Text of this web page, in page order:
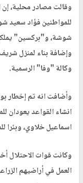
وقالت مصادر محلية،
للمواطنين فؤاد سعيد
شوشة، و"بركسين"
وإضافة بناء لمنزل
وكالة "وفا" الرسمية.
وأضافت انه تم إخطار
انشاء القواعد يعودان
اسماعيل خلاوي،
وكانت قوات الاحتلال
العمل في أراضيهم